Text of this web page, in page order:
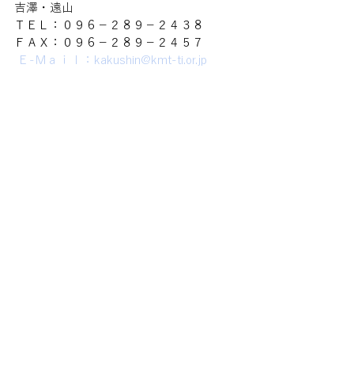
吉澤・遠山
ＴＥＬ：０９６－２８９－２４３８
ＦＡＸ：０９６－２８９－２４５７
Ｅ-Ｍａｉｌ：kakushin@kmt-ti.or.jp